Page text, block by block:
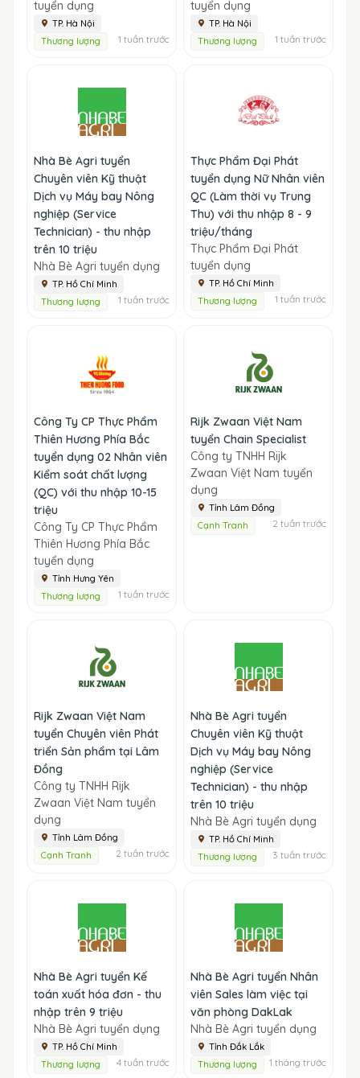
tuyển dụng
TP. Hà Nội
Thương lượng
1 tuần trước
tuyển dụng
TP. Hà Nội
Thương lượng
1 tuần trước
Nhà Bè Agri tuyển
Chuyên viên Kỹ thuật
Dịch vụ Máy bay Nông
nghiệp (Service
Technician) - thu nhập
trên 10 triệu
Nhà Bè Agri tuyển dụng
TP. Hồ Chí Minh
Thương lượng
1 tuần trước
Thực Phẩm Đại Phát
tuyển dụng Nữ Nhân viên
QC (Làm thời vụ Trung
Thu) với thu nhập 8 - 9
triệu/tháng
Thực Phẩm Đại Phát
tuyển dụng
TP. Hồ Chí Minh
Thương lượng
1 tuần trước
Công Ty CP Thực Phẩm
Thiên Hương Phía Bắc
tuyển dụng 02 Nhân viên
Kiểm soát chất lượng
(QC) với thu nhập 10-15
triệu
Công Ty CP Thực Phẩm
Thiên Hương Phía Bắc
tuyển dụng
Tỉnh Hưng Yên
Thương lượng
1 tuần trước
Rijk Zwaan Việt Nam
tuyển Chain Specialist
Công ty TNHH Rijk
Zwaan Việt Nam tuyển
dụng
Tỉnh Lâm Đồng
Cạnh Tranh
2 tuần trước
Rijk Zwaan Việt Nam
tuyển Chuyên viên Phát
triển Sản phẩm tại Lâm
Đồng
Công ty TNHH Rijk
Zwaan Việt Nam tuyển
dụng
Tỉnh Lâm Đồng
Cạnh Tranh
2 tuần trước
Nhà Bè Agri tuyển
Chuyên viên Kỹ thuật
Dịch vụ Máy bay Nông
nghiệp (Service
Technician) - thu nhập
trên 10 triệu
Nhà Bè Agri tuyển dụng
TP. Hồ Chí Minh
Thương lượng
3 tuần trước
Nhà Bè Agri tuyển Kế
toán xuất hóa đơn - thu
nhập trên 9 triệu
Nhà Bè Agri tuyển dụng
TP. Hồ Chí Minh
Thương lượng
4 tuần trước
Nhà Bè Agri tuyển Nhân
viên Sales làm việc tại
văn phòng DakLak
Nhà Bè Agri tuyển dụng
Tỉnh Đắk Lắk
Thương lượng
1 tháng trước